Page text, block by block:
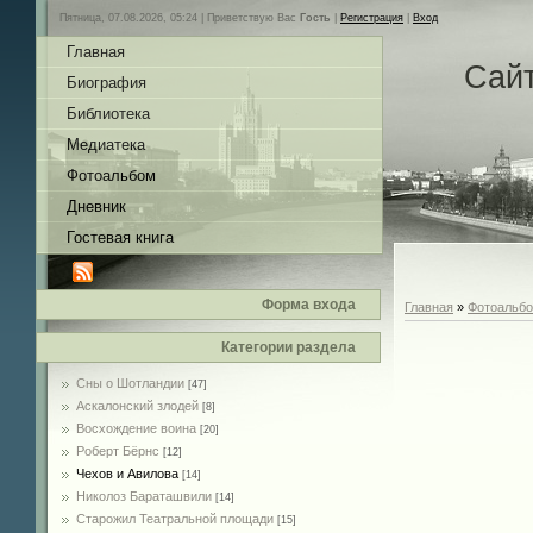
Пятница, 07.08.2026, 05:24 | Приветствую Вас Гость Регистрация Вход
Главная
Биография
Библиотека
Медиатека
Фотоальбом
Дневник
Гостевая книга
Форма входа
Категории раздела
Сны о Шотландии [47]
Аскалонский злодей [8]
Восхождение воина [20]
Роберт Бёрнс [12]
Чехов и Авилова [14]
Николоз Бараташвили [14]
Cтарожил Театральной площади [15]
Главная »